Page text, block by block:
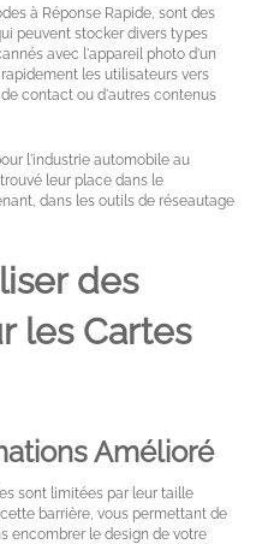
à Réponse Rapide, sont des
peuvent stocker divers types
avec l'appareil photo d'un
les utilisateurs vers
contact ou d'autres contenus
l'industrie automobile au
leur place dans le
dans les outils de réseautage
des
les Cartes
Amélioré
sont limitées par leur taille
barrière, vous permettant de
encombrer le design de votre